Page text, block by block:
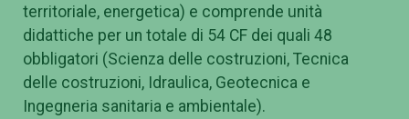
territoriale, energetica) e comprende unità
didattiche per un totale di 54 CF dei quali 48
obbligatori (Scienza delle costruzioni, Tecnica
delle costruzioni, Idraulica, Geotecnica e
Ingegneria sanitaria e ambientale).